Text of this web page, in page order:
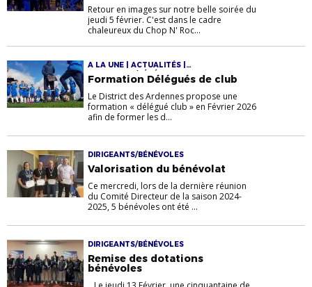
Retour en images sur notre belle soirée du
jeudi 5 février. C'est dans le cadre
chaleureux du Chop N' Roc...
A LA UNE | ACTUALITÉS |
DIRIGEANTS/BÉNÉVOLES
Formation Délégués de club
Le District des Ardennes propose une
formation « délégué club » en Février 2026
afin de former les d...
DIRIGEANTS/BÉNÉVOLES
Valorisation du bénévolat
Ce mercredi, lors de la dernière réunion
du Comité Directeur de la saison 2024-
2025, 5 bénévoles ont été ...
DIRIGEANTS/BÉNÉVOLES
Remise des dotations
bénévoles